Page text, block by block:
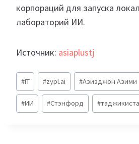
корпораций для запуска
лабораторий ИИ.
Источник: asiaplustj
Метки
записи:
#IT #zypl.ai #Азизджон Азими
#ИИ #Стэнфорд #